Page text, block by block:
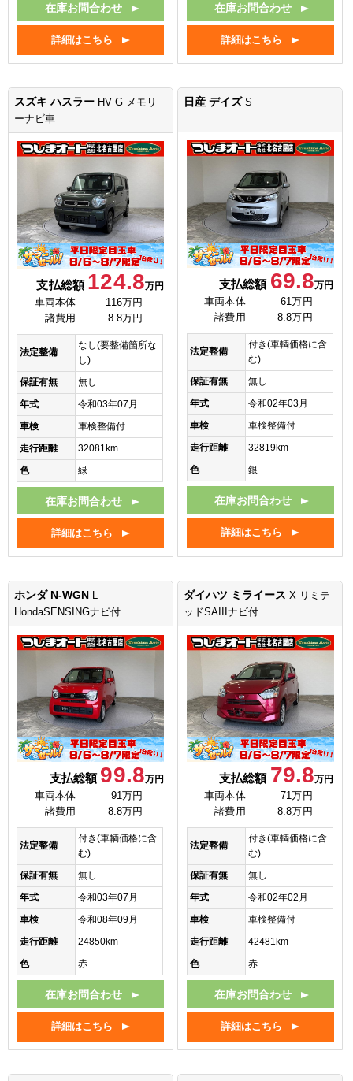
在庫お問合わせ
詳細はこちら
在庫お問合わせ
詳細はこちら
スズキ ハスラー HV G メモリ
ーナビ車
支払総額 124.8万円
車両本体
116万円
諸費用
8.8万円
法定整備
なし(要整備箇所な
し)
保証有無
無し
年式
令和03年07月
車検
車検整備付
走行距離
32081km
色
緑
在庫お問合わせ
詳細はこちら
日産 デイズS
支払総額 69.8万円
車両本体
61万円
諸費用
8.8万円
法定整備
付き(車輌価格に含
む)
保証有無
無し
年式
令和02年03月
車検
車検整備付
走行距離
32819km
色
銀
在庫お問合わせ
詳細はこちら
ホンダ N-WGN L
HondaSENSINGナビ付
支払総額 99.8万円
車両本体
91万円
諸費用
8.8万円
法定整備
付き(車輌価格に含
む)
保証有無
無し
年式
令和03年07月
車検
令和08年09月
走行距離
24850km
色
赤
在庫お問合わせ
詳細はこちら
ダイハツ ミライースX リミテ
ッドSAIIIナビ付
支払総額 79.8万円
車両本体
71万円
諸費用
8.8万円
法定整備
付き(車輌価格に含
む)
保証有無
無し
年式
令和02年02月
車検
車検整備付
走行距離
42481km
色
赤
在庫お問合わせ
詳細はこちら